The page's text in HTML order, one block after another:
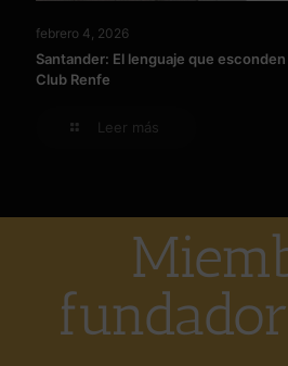
febrero 4, 2026
Santander: El lenguaje que
Club Renfe
Leer más